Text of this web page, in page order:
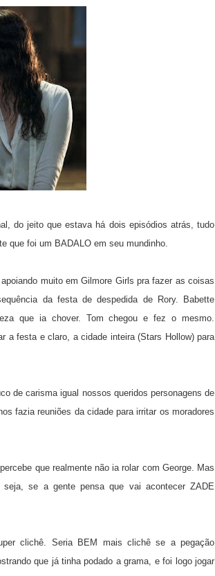
do jeito que estava há dois episódios atrás, tudo
que foi um BADALO em seu mundinho.
muito em Gilmore Girls pra fazer as coisas
da festa de despedida de Rory. Babette
que ia chover. Tom chegou e fez o mesmo.
a festa e claro, a cidade inteira (Stars Hollow) para
de carisma igual nossos queridos personagens de
fazia reuniões da cidade para irritar os moradores
que realmente não ia rolar com George. Mas
se a gente pensa que vai acontecer ZADE
clichê. Seria BEM mais clichê se a pegação
que já tinha podado a grama, e foi logo jogar